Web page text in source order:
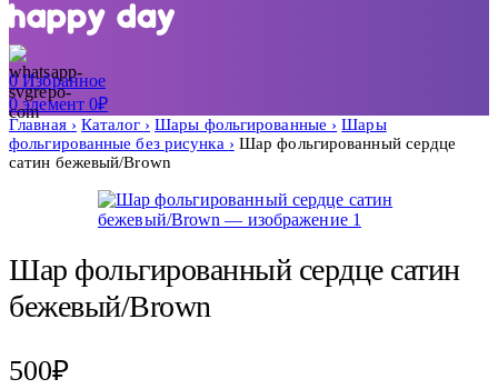
0Избранное
0элемент 0₽
Главная Каталог Шары фольгированные
Шары
фольгированные без рисунка
Шар фольгированный сердце
сатин бежевый/Brown
Шар фольгированный сердце сатин
бежевый/Brown
500₽